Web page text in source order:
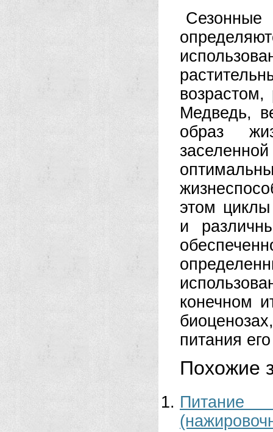
Медведь,
образ
этом циклы
и
конечном
питания
Похожие
Питание